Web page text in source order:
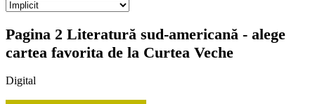
Pagina 2 Literatură sud-americană - alege
cartea favorita de la Curtea Veche
Digital